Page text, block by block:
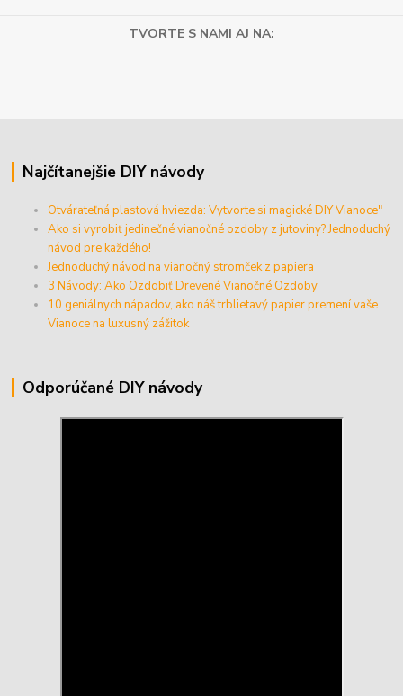
TVORTE S NAMI AJ NA:
Najčítanejšie DIY návody
Otvárateľná plastová hviezda: Vytvorte si magické DIY Vianoce"
Ako si vyrobiť jedinečné vianočné ozdoby z jutoviny? Jednoduchý
návod pre každého!
Jednoduchý návod na vianočný stromček z papiera
3 Návody: Ako Ozdobiť Drevené Vianočné Ozdoby
10 geniálnych nápadov, ako náš trblietavý papier premení vaše
Vianoce na luxusný zážitok
Odporúčané DIY návody